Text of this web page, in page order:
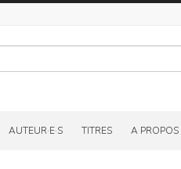
AUTEUR·E·S TITRES A PROPOS